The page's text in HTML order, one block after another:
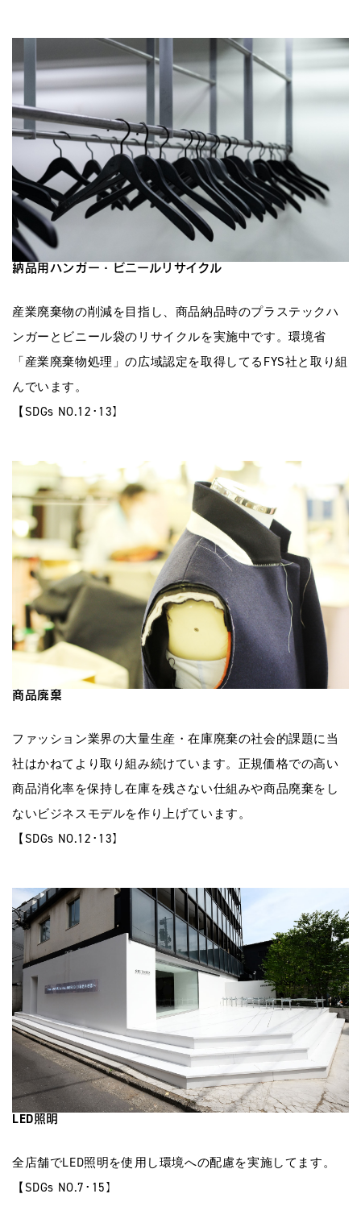
納品用ハンガー・ビニールリサイクル
産業廃棄物の削減を目指し、商品納品時のプラステックハ
ンガーとビニール袋のリサイクルを実施中です。環境省
「産業廃棄物処理」の広域認定を取得してるFYS社と取り組
んでいます。
【SDGs NO.12･13】
商品廃棄
ファッション業界の大量生産・在庫廃棄の社会的課題に当
社はかねてより取り組み続けています。正規価格での高い
商品消化率を保持し在庫を残さない仕組みや商品廃棄をし
ないビジネスモデルを作り上げています。
【SDGs NO.12･13】
LED照明
全店舗でLED照明を使用し環境への配慮を実施してます。
【SDGs NO.7･15】